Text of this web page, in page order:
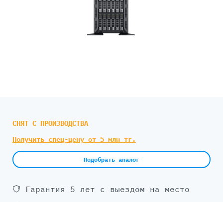
СНЯТ С ПРОИЗВОДСТВА
Получить спец-цену от 5 млн тг.
Подобрать аналог
Гарантия 5 лет с выездом на место